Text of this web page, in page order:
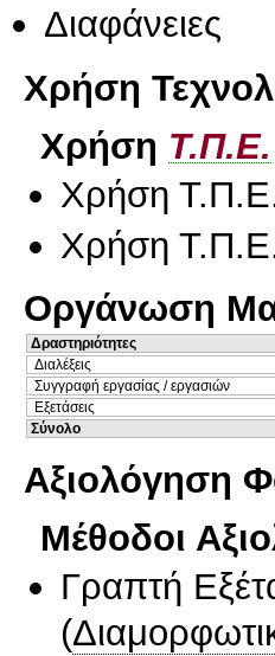
Διαφάνειες
Χρήση
Χρήση Τ.Π.Ε.
Χρήση Τ.Π.Ε.
Χρήση Τ.Π.Ε.
Οργάνωση
Δραστηριότητες
Διαλέξεις
Συγγραφή εργασίας / εργασιών
Εξετάσεις
Σύνολο
Αξιολόγηση
Μέθοδοι
Γραπτή
(